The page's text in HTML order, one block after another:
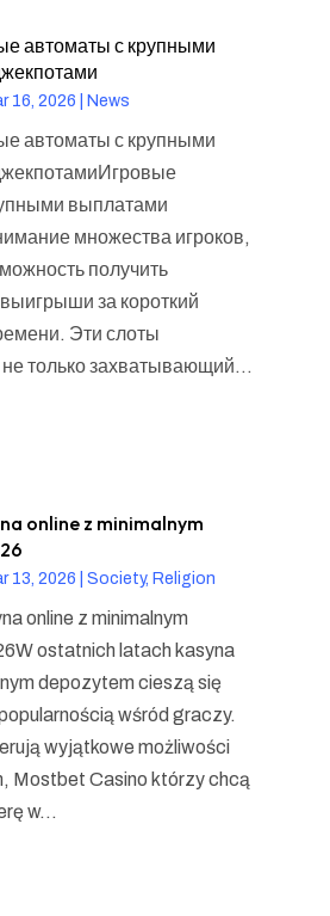
автоматы с крупными
16, 2026 News
автоматы с крупными
выплатами
множества игроков,
получить
за короткий
Эти слоты
только захватывающий...
online z minimalnym
13, 2026 Society, Religion
online z minimalnym
ostatnich latach kasyna
depozytem cieszą się
wśród graczy.
wyjątkowe możliwości
Mostbet Casino którzy chcą
w...